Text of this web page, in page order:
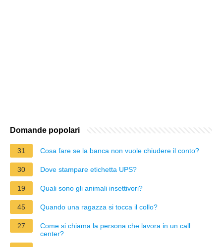
Domande popolari
31 Cosa fare se la banca non vuole chiudere il conto?
30 Dove stampare etichetta UPS?
19 Quali sono gli animali insettivori?
45 Quando una ragazza si tocca il collo?
27
Come si chiama la persona che lavora in un call
center?